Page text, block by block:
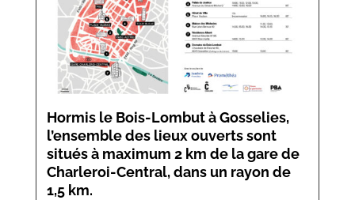
Hormis le Bois-Lombut à Gosselies,
l’ensemble des lieux ouverts sont
situés à maximum 2 km de la gare de
Charleroi-Central, dans un rayon de
1,5 km.